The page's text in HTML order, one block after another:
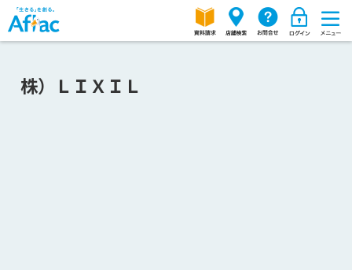
株）ＬＩＸＩＬ